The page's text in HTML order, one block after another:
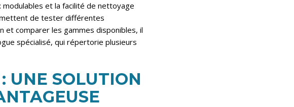
modulables et la facilité de nettoyage
de tester différentes
et comparer les gammes disponibles, il
spécialisé, qui répertorie plusieurs
UNE SOLUTION